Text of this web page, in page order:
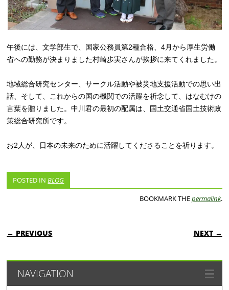
午後には、文学部生で、国家公務員第2種合格、4月から厚生労働
省への勤務が決まりました村崎歩実さんが挨拶に来てくれました。
地域総合研究センター、サークル活動や被災地支援活動での思い出
話、そして、これからの国の機関での活躍を祈念して、はなむけの
言葉を贈りました。中川君の最初の配属は、国土交通省国土技術政
策総合研究所です。
お2人が、日本の未来のために活躍してくださることを祈ります。
POSTED INBLOG
BOOKMARK THEpermalink.
POST NAVIGATION
← PREVIOUS NEXT →
NAVIGATION